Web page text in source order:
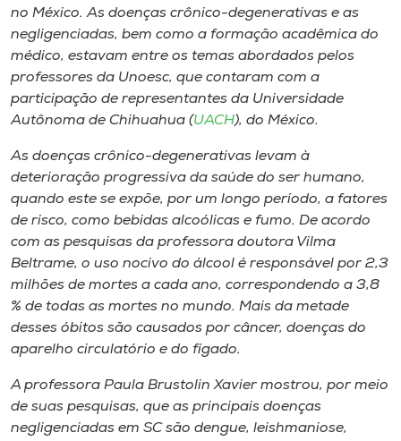
Selecione
no México. As doenças crônico-degenerativas e as
negligenciadas, bem como a formação acadêmica do
médico, estavam entre os temas abordados pelos
professores da Unoesc, que contaram com a
participação de representantes da Universidade
Autônoma de Chihuahua (UACH), do México.
As doenças crônico-degenerativas levam à
deterioração progressiva da saúde do ser humano,
quando este se expõe, por um longo período, a fatores
de risco, como bebidas alcoólicas e fumo. De acordo
com as pesquisas da professora doutora Vilma
Beltrame, o uso nocivo do álcool é responsável por 2,3
milhões de mortes a cada ano, correspondendo a 3,8
% de todas as mortes no mundo. Mais da metade
desses óbitos são causados por câncer, doenças do
aparelho circulatório e do fígado.
A professora Paula Brustolin Xavier mostrou, por meio
de suas pesquisas, que as principais doenças
negligenciadas em SC são dengue, leishmaniose,